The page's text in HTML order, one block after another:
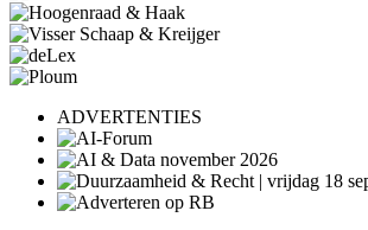
ADVERTENTIES